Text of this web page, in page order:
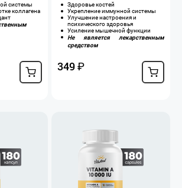
системы
коллагена
Здоровье костей
Укрепление иммунной системы
Улучшение настроения и
психического здоровья
Усиление мышечной функции
Не является лекарственным
средством
349₽